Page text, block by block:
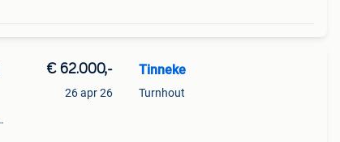
€ 62.000,-
26 apr 26
Tinneke
Turnhout